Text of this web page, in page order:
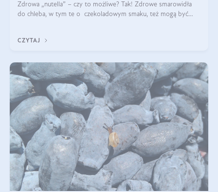
Zdrowa „nutella” – czy to możliwe? Tak! Zdrowe smarowidła
do chleba, w tym te o czekoladowym smaku, też mogą być
CZYTAJ